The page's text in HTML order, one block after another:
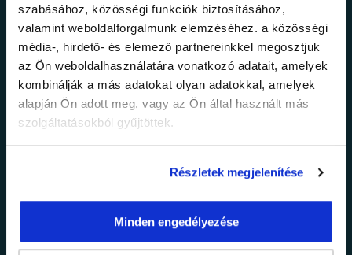
szabásához, közösségi funkciók biztosításához,
valamint weboldalforgalmunk elemzéséhez. a közösségi
média-, hirdető- és elemező partnereinkkel megosztjuk
az Ön weboldalhasználatára vonatkozó adatait, amelyek
kombinálják a más adatokat olyan adatokkal, amelyek
alapján Ön adott meg, vagy az Ön által használt más
szolgáltatásokból gyűjtöttek.
Részletek megjelenítése
Minden engedélyezése
Értesülj elsőként legújabb tanfolyamainkról,
legfrissebb híreinkről és időszakos
promócióinkról.
adatkezelési tájékoztatóban